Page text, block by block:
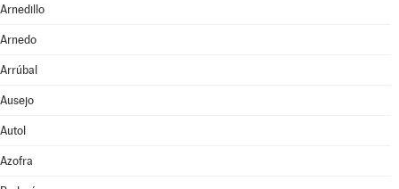
Arnedillo
Arnedo
Arrúbal
Ausejo
Autol
Azofra